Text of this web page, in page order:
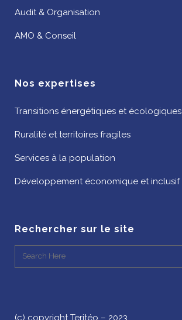
Audit & Organisation
AMO & Conseil
Nos expertises
Transitions énergétiques et écologiques
Ruralité et territoires fragiles
Services à la population
Développement économique et inclusif
Rechercher sur le site
(c) copyright Teritéo – 2023